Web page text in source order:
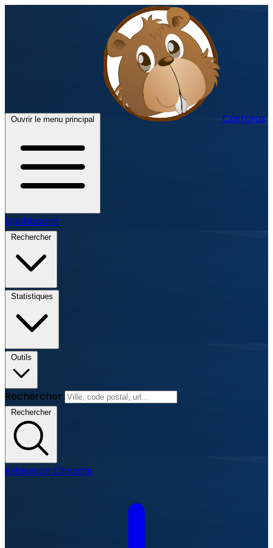
Ouvrir le menu principal Castorus
Dashboard
Rechercher
Statistiques
Outils
Rechercher
Rechercher
Extension Chrome